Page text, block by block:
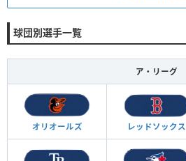
球団別選手一覧
ア・リーグ
オリオールズ レッドソックス